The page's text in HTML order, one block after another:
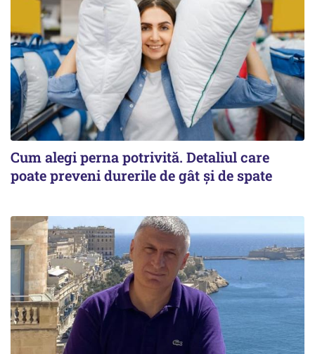
Cum alegi perna potrivită. Detaliul care
poate preveni durerile de gât și de spate